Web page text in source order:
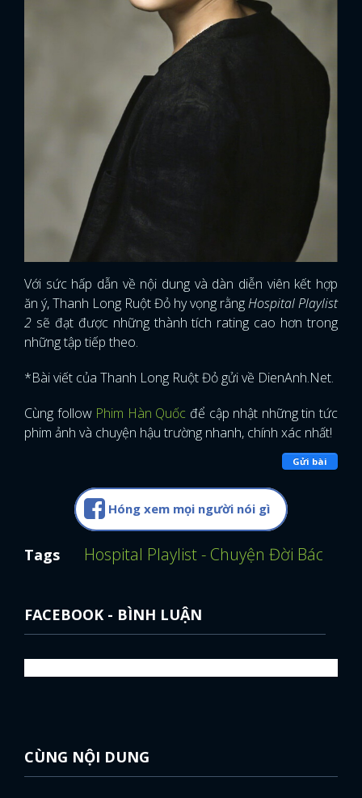
Với sức hấp dẫn về nội dung và dàn diễn viên kết hợp
ăn ý, Thanh Long Ruột Đỏ hy vọng rằngHospital Playlist
2 sẽ đạt được những thành tích rating cao hơn trong
những tập tiếp theo.
*Bài viết của Thanh Long Ruột Đỏ gửi về DienAnh.Net.
Cùng follow Phim Hàn Quốc để cập nhật những tin tức
phim ảnh và chuyện hậu trường nhanh, chính xác nhất!
Gửi bài
Hóng xem mọi người nói gì
Tags Hospital Playlist - Chuyện Đời Bác Sĩ
FACEBOOK - BÌNH LUẬN
CÙNG NỘI DUNG